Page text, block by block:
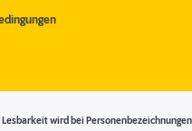
wird bei